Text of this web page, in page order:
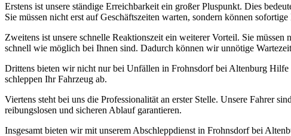
Erstens ist unsere ständige Erreichbarkeit ein großer Pluspunkt. Dies
Sie müssen nicht erst auf Geschäftszeiten warten, sondern können
Zweitens ist unsere schnelle Reaktionszeit ein weiterer Vorteil. Sie
schnell wie möglich bei Ihnen sind. Dadurch können wir unnötige
Drittens bieten wir nicht nur bei Unfällen in Frohnsdorf bei Altenburg Hilfe
schleppen Ihr Fahrzeug ab.
Viertens steht bei uns die Professionalität an erster Stelle. Unsere Fahrer
reibungslosen und sicheren Ablauf garantieren.
Insgesamt bieten wir mit unserem Abschleppdienst in Frohnsdorf bei